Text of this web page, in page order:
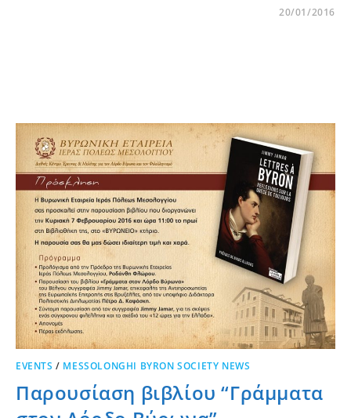
20/01/2016
EVENTS / MESSOLONGHI BYRON SOCIETY NEWS
Παρουσίαση βιβλίου “Γράμματα